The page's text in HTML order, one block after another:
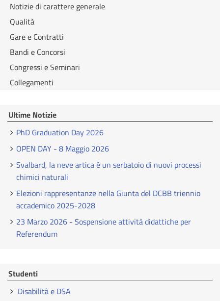
Notizie di carattere generale
Qualità
Gare e Contratti
Bandi e Concorsi
Congressi e Seminari
Collegamenti
Ultime Notizie
PhD Graduation Day 2026
OPEN DAY - 8 Maggio 2026
Svalbard, la neve artica è un serbatoio di nuovi processi
chimici naturali
Elezioni rappresentanze nella Giunta del DCBB triennio
accademico 2025-2028
23 Marzo 2026 - Sospensione attività didattiche per
Referendum
Studenti
Disabilità e DSA